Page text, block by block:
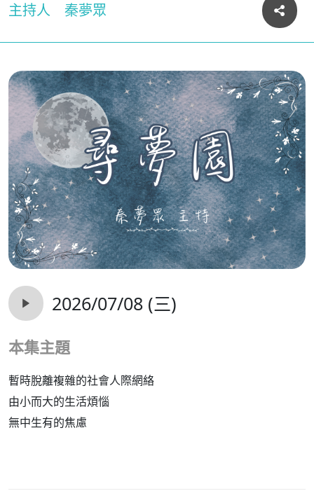
主持人 秦夢眾
2026/07/08 (三)
本集主題
暫時脫離複雜的社會人際網絡
由小而大的生活煩惱
無中生有的焦慮